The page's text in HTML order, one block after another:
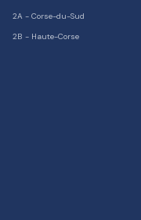
2A - Corse-du-Sud
2B - Haute-Corse